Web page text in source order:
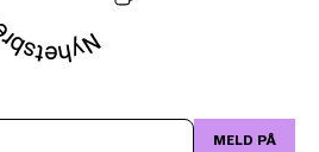
MELD PÅ